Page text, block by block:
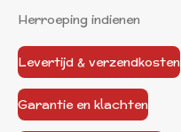
Herroeping indienen
Levertijd & verzendkosten
Garantie en klachten